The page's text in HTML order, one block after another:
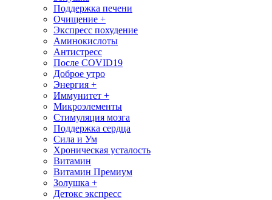
Поддержка печени
Очищение +
Экспресс похудение
Аминокислоты
Антистресс
После COVID19
Доброе утро
Энергия +
Иммунитет +
Микроэлементы
Стимуляция мозга
Поддержка сердца
Сила и Ум
Хроническая усталость
Витамин
Витамин Премиум
Золушка +
Детокс экспресс